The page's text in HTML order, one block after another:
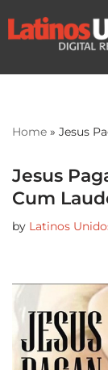
Skip
Home » Jesus
Jesus
Cum
by Latinos